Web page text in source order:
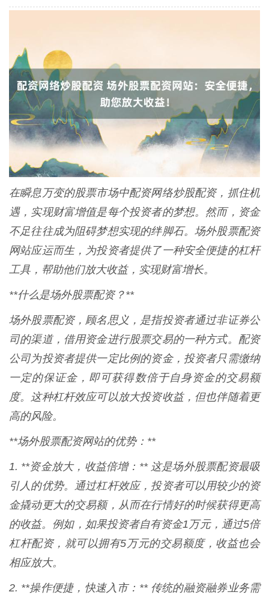
在瞬息万变的股票市场中配资网络炒股配资，抓住机
遇，实现财富增值是每个投资者的梦想。然而，资金
不足往往成为阻碍梦想实现的绊脚石。场外股票配资
网站应运而生，为投资者提供了一种安全便捷的杠杆
工具，帮助他们放大收益，实现财富增长。
**什么是场外股票配资？**
场外股票配资，顾名思义，是指投资者通过非证券公
司的渠道，借用资金进行股票交易的一种方式。配资
公司为投资者提供一定比例的资金，投资者只需缴纳
一定的保证金，即可获得数倍于自身资金的交易额
度。这种杠杆效应可以放大投资收益，但也伴随着更
高的风险。
**场外股票配资网站的优势：**
1. **资金放大，收益倍增：** 这是场外股票配资最吸
引人的优势。通过杠杆效应，投资者可以用较少的资
金撬动更大的交易额，从而在行情好的时候获得更高
的收益。例如，如果投资者自有资金1万元，通过5倍
杠杆配资，就可以拥有5万元的交易额度，收益也会
相应放大。
2. **操作便捷，快速入市：** 传统的融资融券业务需